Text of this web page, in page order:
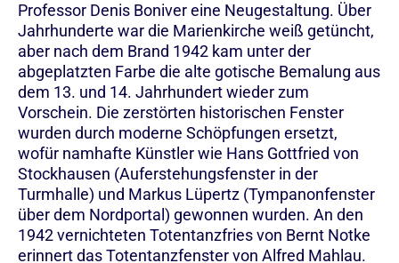
Professor Denis Boniver eine Neugestaltung. Über
Jahrhunderte war die Marienkirche weiß getüncht,
aber nach dem Brand 1942 kam unter der
abgeplatzten Farbe die alte gotische Bemalung aus
dem 13. und 14. Jahrhundert wieder zum
Vorschein. Die zerstörten historischen Fenster
wurden durch moderne Schöpfungen ersetzt,
wofür namhafte Künstler wie Hans Gottfried von
Stockhausen (Auferstehungsfenster in der
Turmhalle) und Markus Lüpertz (Tympanonfenster
über dem Nordportal) gewonnen wurden. An den
1942 vernichteten Totentanzfries von Bernt Notke
erinnert das Totentanzfenster von Alfred Mahlau.